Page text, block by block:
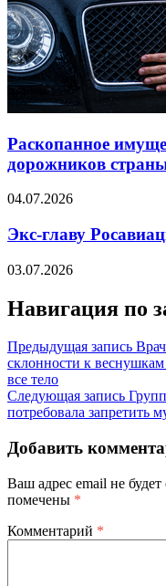
Раскопанное
дорожников
04.07.2026
Экс-главу
03.07.2026
Навигация по
Предыдущая запись
склонности к
все тело
Следующая запись
потребовала запретить
Добавить
Ваш адрес email не
помечены *
Комментарий *